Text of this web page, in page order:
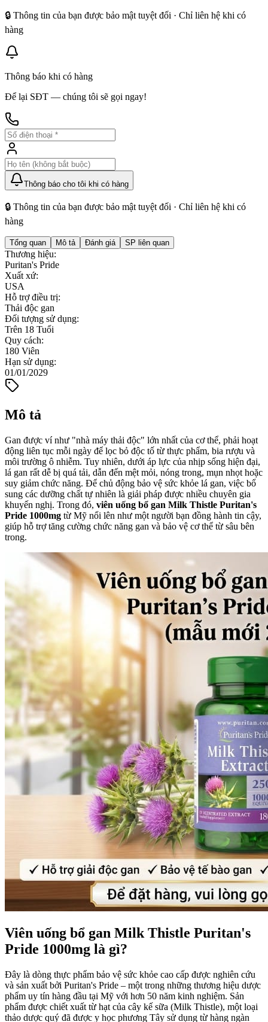
🔒 Thông tin của bạn được bảo mật tuyệt đối · Chỉ liên hệ khi có
hàng
Thông báo khi có hàng
Để lại SĐT — chúng tôi sẽ gọi ngay!
Thông báo cho tôi khi có hàng
🔒 Thông tin của bạn được bảo mật tuyệt đối · Chỉ liên hệ khi có
hàng
Tổng quan Mô tả Đánh giá SP liên quan
Thương hiệu:
Puritan's Pride
Xuất xứ:
USA
Hỗ trợ điều trị:
Thải độc gan
Đối tượng sử dụng:
Trên 18 Tuổi
Quy cách:
180 Viên
Hạn sử dụng:
01/01/2029
Mô tả
Gan được ví như "nhà máy thải độc" lớn nhất của cơ thể, phải hoạt
động liên tục mỗi ngày để lọc bỏ độc tố từ thực phẩm, bia rượu và
môi trường ô nhiễm. Tuy nhiên, dưới áp lực của nhịp sống hiện đại,
lá gan rất dễ bị quá tải, dẫn đến mệt mỏi, nóng trong, mụn nhọt hoặc
suy giảm chức năng. Để chủ động bảo vệ sức khỏe lá gan, việc bổ
sung các dưỡng chất tự nhiên là giải pháp được nhiều chuyên gia
khuyến nghị. Trong đó, viên uống bổ gan Milk Thistle Puritan's
Pride 1000mg từ Mỹ nổi lên như một người bạn đồng hành tin cậy,
giúp hỗ trợ tăng cường chức năng gan và bảo vệ cơ thể từ sâu bên
trong.
Viên uống bổ gan Milk Thistle Puritan's
Pride 1000mg là gì?
Đây là dòng thực phẩm bảo vệ sức khỏe cao cấp được nghiên cứu
và sản xuất bởi Puritan's Pride – một trong những thương hiệu dược
phẩm uy tín hàng đầu tại Mỹ với hơn 50 năm kinh nghiệm. Sản
phẩm được chiết xuất từ hạt của cây kế sữa (Milk Thistle), một loại
thảo dược quý đã được y học phương Tây sử dụng từ hàng ngàn